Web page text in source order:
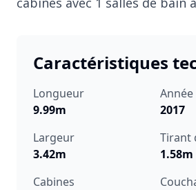
Caractéristiques
Longueur
9.99m
Année
2017
Largeur
3.42m
Tirant
1.58m
Cabines